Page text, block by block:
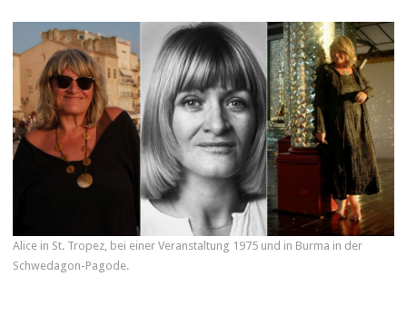
Alice in St. Tropez, bei einer Veranstaltung 1975 und in Burma in der
Schwedagon-Pagode.